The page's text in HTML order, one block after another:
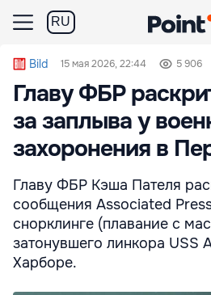
RU
Bild 15 мая 2026, 22:44 5 906
Главу ФБР
за заплыва у
захоронения в
Главу ФБР Кэша Пателя
сообщения Associated
снорклинге (плавание с
затонувшего линкора USS
Харборе.